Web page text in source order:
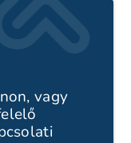
vagy